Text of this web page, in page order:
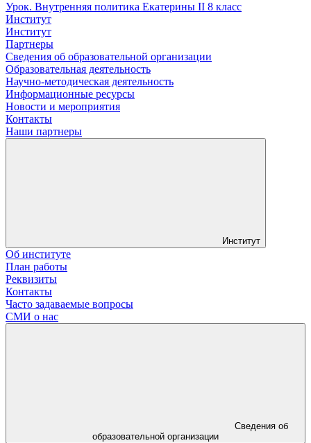
Урок. Внутренняя политика Екатерины II 8 класс
Институт
Институт
Партнеры
Сведения об образовательной организации
Образовательная деятельность
Научно-методическая деятельность
Информационные ресурсы
Новости и мероприятия
Контакты
Наши партнеры
Институт
Об институте
План работы
Реквизиты
Контакты
Часто задаваемые вопросы
СМИ о нас
Сведения об
образовательной организации